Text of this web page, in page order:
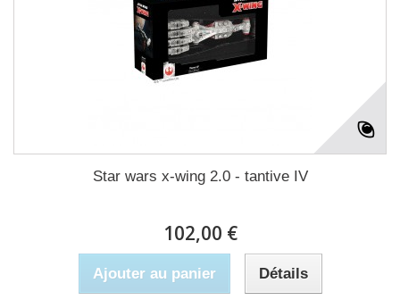
Star wars x-wing 2.0 - tantive IV
102,00 €
Ajouter au panier Détails